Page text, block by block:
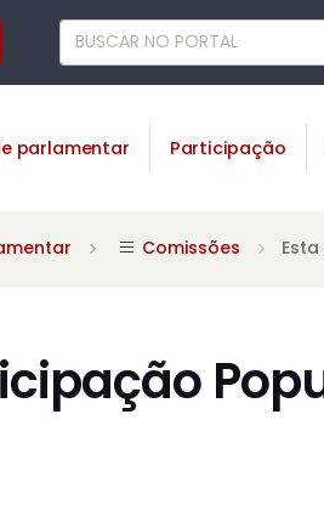
parlamentar Participação
Comissões